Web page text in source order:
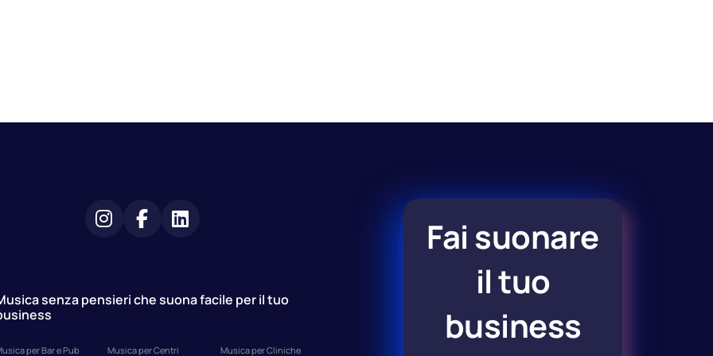
Fai suonare
il tuo
business
senza pensieri che suona facile per il tuo
per Bar e Pub Musica per Centri Musica per Cliniche